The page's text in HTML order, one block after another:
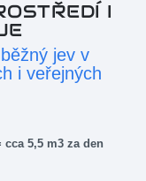
I
jev v
i veřejných
5,5 m3 za den